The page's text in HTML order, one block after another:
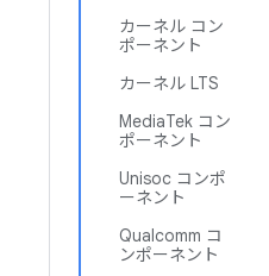
カーネル コン
ポーネント
カーネル LTS
MediaTek コン
ポーネント
Unisoc コンポ
ーネント
Qualcomm コ
ンポーネント